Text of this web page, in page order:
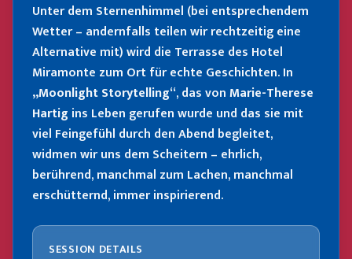
Unter dem Sternenhimmel (bei entsprechendem
Wetter – andernfalls teilen wir rechtzeitig eine
Alternative mit) wird die Terrasse des Hotel
Miramonte zum Ort für echte Geschichten. In
„Moonlight Storytelling“, das vonMarie-Therese
Hartig ins Leben gerufen wurde und das sie mit
viel Feingefühl durch den Abend begleitet,
widmen wir uns dem Scheitern – ehrlich,
berührend, manchmal zum Lachen, manchmal
erschütternd, immer inspirierend.
SESSION DETAILS